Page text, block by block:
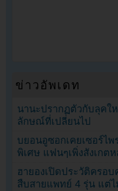
ข่าวอัพเดท
นานะปรากฏตัวกับลุคใ
ลักษณ์ที่เปลี่ยนไป
บยอนอูซอกเคยเซอร์ไพ
พิเศษ แฟนๆเพิ่งสังเกต
ฮายองเปิดประวัติครอบ
สืบสายแพทย์ 4 รุ่น แต่ไ